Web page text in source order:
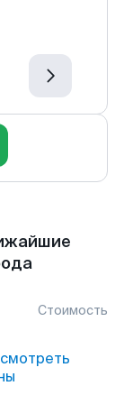
Стоимость